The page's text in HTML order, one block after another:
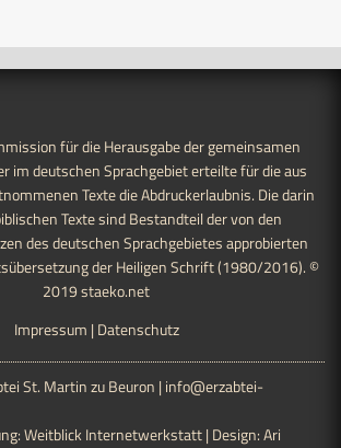
für die Herausgabe der gemeinsamen
im deutschen Sprachgebiet erteilte für die aus
Texte die Abdruckerlaubnis. Die darin
Texte sind Bestandteil der von den
des deutschen Sprachgebietes approbierten
der Heiligen Schrift (1980/2016). ©
2019staeko.net
Impressum | Datenschutz
St. Martin zu Beuron | info@erzabtei-
Weitblick Internetwerkstatt| Design:Ari